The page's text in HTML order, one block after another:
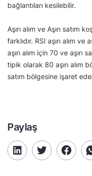
bağlantıları kesilebilir.
Aşırı alım ve Aşırı satım
farklıdır. RSI aşırı alım ve
aşırı alım için 70 ve aşırı
tipik olarak 80 aşırı alım
satım bölgesine işaret
Paylaş